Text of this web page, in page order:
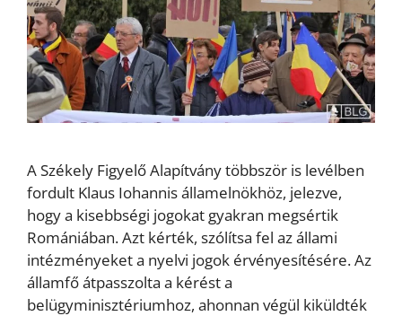
A Székely Figyelő Alapítvány többször is levélben
fordult Klaus Iohannis államelnökhöz, jelezve,
hogy a kisebbségi jogokat gyakran megsértik
Romániában. Azt kérték, szólítsa fel az állami
intézményeket a nyelvi jogok érvényesítésére. Az
államfő átpasszolta a kérést a
belügyminisztériumhoz, ahonnan végül kiküldték